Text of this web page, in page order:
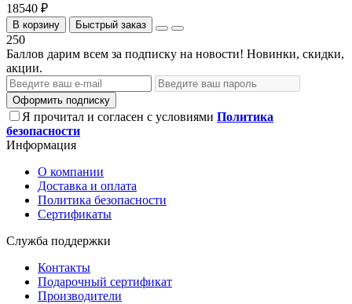
18540 ₽
В корзину Быстрый заказ
250
Баллов дарим всем за подписку на новости! Новинки, скидки,
акции.
Оформить подписку
Я прочитал и согласен с условиями Политика
безопасности
Информация
О компании
Доставка и оплата
Политика безопасности
Сертификаты
Служба поддержки
Контакты
Подарочный сертификат
Производители